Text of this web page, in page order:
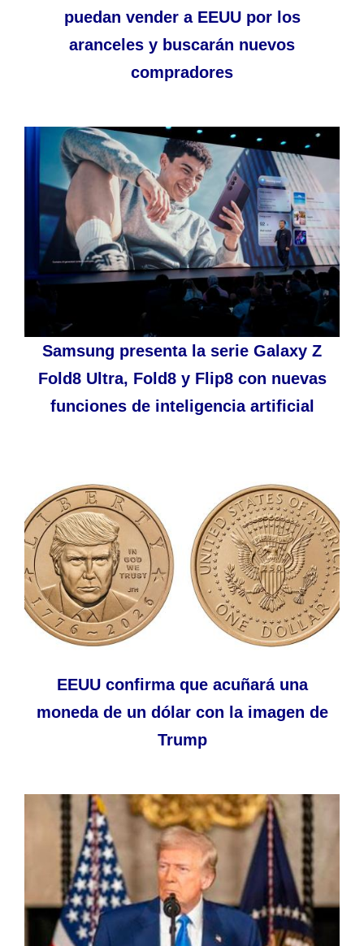
puedan vender a EEUU por los
aranceles y buscarán nuevos
compradores
Samsung presenta la serie Galaxy Z
Fold8 Ultra, Fold8 y Flip8 con nuevas
funciones de inteligencia artificial
EEUU confirma que acuñará una
moneda de un dólar con la imagen de
Trump